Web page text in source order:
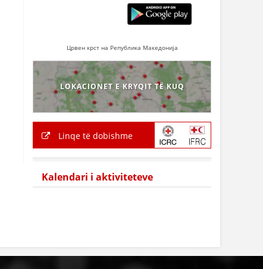
Црвен крст на Република Македонија
LOKACIONET E KRYQIT TË KUQ
Linqe të dobishme
Kalendari i aktiviteteve